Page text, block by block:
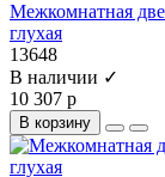
Межкомнатная
глухая
13648
В наличии ✓
10 307 р
В корзину